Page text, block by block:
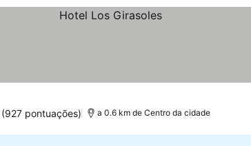
(927 pontuações) a 0.6 km de Centro da cidade